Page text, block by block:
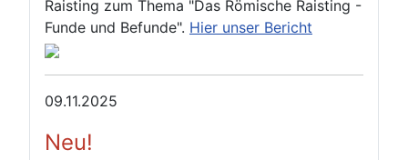
Raisting zum Thema "Das Römische Raisting -
Funde und Befunde". Hier unser Bericht
09.11.2025
Neu!